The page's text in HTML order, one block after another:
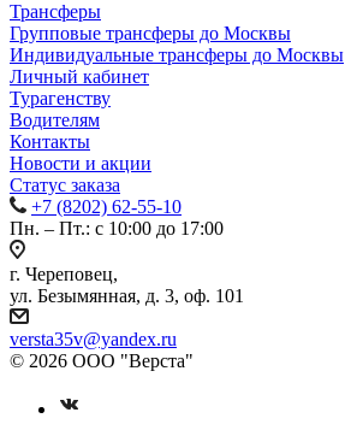
Трансферы
Групповые трансферы до Москвы
Индивидуальные трансферы до Москвы
Личный кабинет
Турагенству
Водителям
Контакты
Новости и акции
Статус заказа
+7 (8202) 62-55-10
Пн. – Пт.: с 10:00 до 17:00
г. Череповец,
ул. Безымянная, д. 3, оф. 101
versta35v@yandex.ru
© 2026 ООО "Верста"